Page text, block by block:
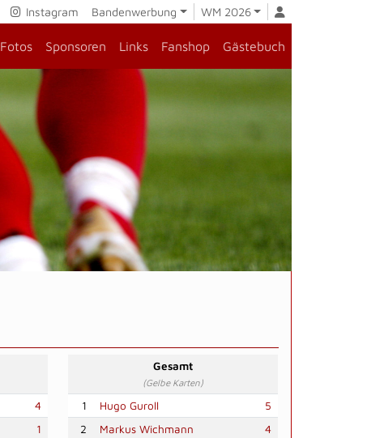
Instagram Bandenwerbung WM 2026
Fotos Sponsoren Links Fanshop Gästebuch
4
1
Gesamt
(Gelbe Karten)
1 Hugo Guroll
5
2
Markus Wichmann
4